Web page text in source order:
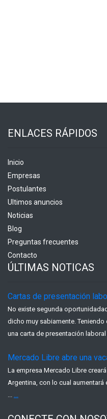
ENLACES RÁPIDOS
Inicio
Empresas
Postulantes
Ultimos anuncios
Noticias
Blog
Preguntas frecuentes
Contacto
ÚLTIMAS NOTICAS
Cartas de presentación
No existe segunda
dicho muy sabiamente.
una carta de presentación laboral
Mercado Libre abre una
La empresa Mercado Libre
Argentina, con lo cual aumentará
... ...